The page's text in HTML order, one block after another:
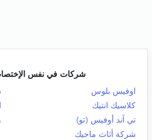
شركات في نفس
اوفيس بلوس
كلاسيك انتيك
تي آند أوفيس (تو)
شركة أثاث ماجيك